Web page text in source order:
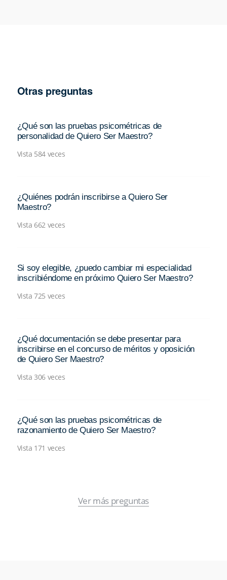
Otras preguntas
¿Qué son las pruebas psicométricas de
personalidad de Quiero Ser Maestro?
Vista 584 veces
¿Quiénes podrán inscribirse a Quiero Ser
Maestro?
Vista 662 veces
Si soy elegible, ¿puedo cambiar mi especialidad
inscribiéndome en próximo Quiero Ser Maestro?
Vista 725 veces
¿Qué documentación se debe presentar para
inscribirse en el concurso de méritos y oposición
de Quiero Ser Maestro?
Vista 306 veces
¿Qué son las pruebas psicométricas de
razonamiento de Quiero Ser Maestro?
Vista 171 veces
Ver más preguntas